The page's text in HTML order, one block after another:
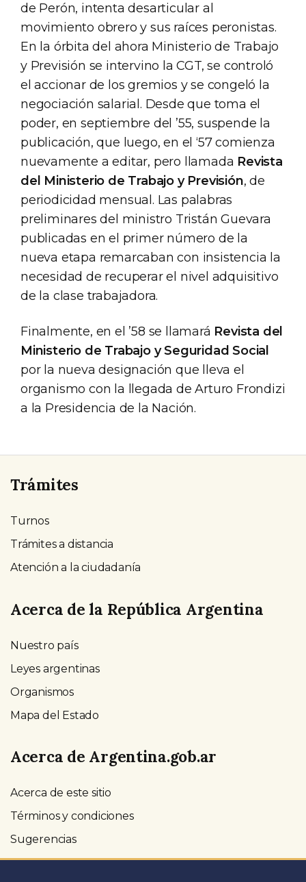
de Perón, intenta desarticular al
movimiento obrero y sus raíces peronistas.
En la órbita del ahora Ministerio de Trabajo
y Previsión se intervino la CGT, se controló
el accionar de los gremios y se congeló la
negociación salarial. Desde que toma el
poder, en septiembre del ’55, suspende la
publicación, que luego, en el ‘57 comienza
nuevamente a editar, pero llamada Revista
del Ministerio de Trabajo y Previsión, de
periodicidad mensual. Las palabras
preliminares del ministro Tristán Guevara
publicadas en el primer número de la
nueva etapa remarcaban con insistencia la
necesidad de recuperar el nivel adquisitivo
de la clase trabajadora.
Finalmente, en el ’58 se llamará Revista del
Ministerio de Trabajo y Seguridad Social
por la nueva designación que lleva el
organismo con la llegada de Arturo Frondizi
a la Presidencia de la Nación.
Trámites
Turnos
Trámites a distancia
Atención a la ciudadanía
Acerca de la República Argentina
Nuestro país
Leyes argentinas
Organismos
Mapa del Estado
Acerca de Argentina.gob.ar
Acerca de este sitio
Términos y condiciones
Sugerencias